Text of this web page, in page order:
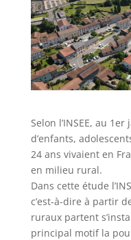
Selon l’INSEE, au
d’enfants,
24 ans vivaient en
en milieu rural.
Dans cette étude
c’est-à-dire à partir
ruraux partent
principal motif la